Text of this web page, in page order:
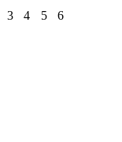
3 4 5 6